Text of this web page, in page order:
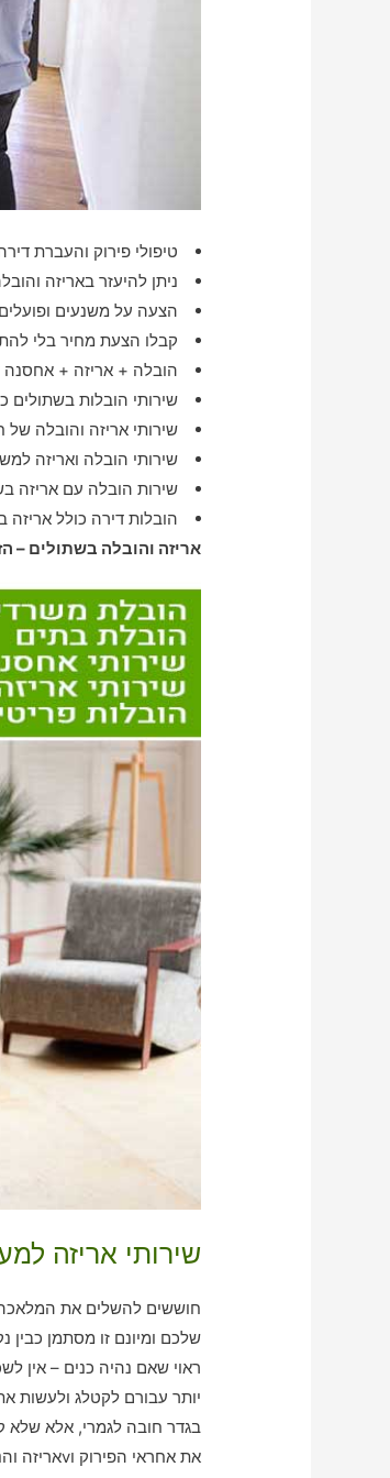
טיפולי פירוק והעברת
ניתן להיעזר באריזה
הצעה על משנעים
קבלו הצעת מחיר בלי
הובלה + אריזה + אחסנה
שירותי הובלות בשתולים
שירותי אריזה והובלה
שירותי הובלה ואריזה
שירות הובלה עם אריזה
הובלות דירה כולל אריזה
אריזה והובלה בשתולים –
שירותי אריזה
חוששים להשלים את
שלכם ומיונם זו מסתמן
ראוי שאם נהיה כנים – אין
יותר עבורם לקטלג ולעשות
בגדר חובה לגמרי, אלא שלא
את אחראי הפירוק וvאריזה והניוד המתאים לכם ביותר!